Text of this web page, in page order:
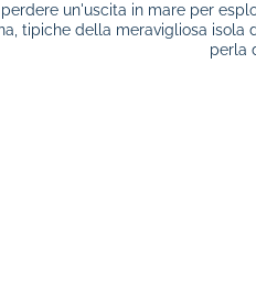
un'uscita in mare per
tipiche della meravigliosa isola
perla